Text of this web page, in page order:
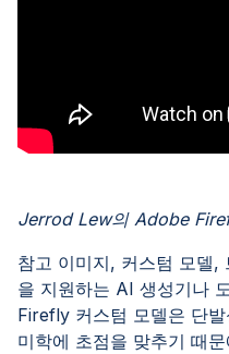
Jerrod Lew의 Adobe
참고 이미지, 커스텀 모델,
을 지원하는 AI 생성기나
Firefly 커스텀 모델은 단
미학에 초점을 맞추기 때